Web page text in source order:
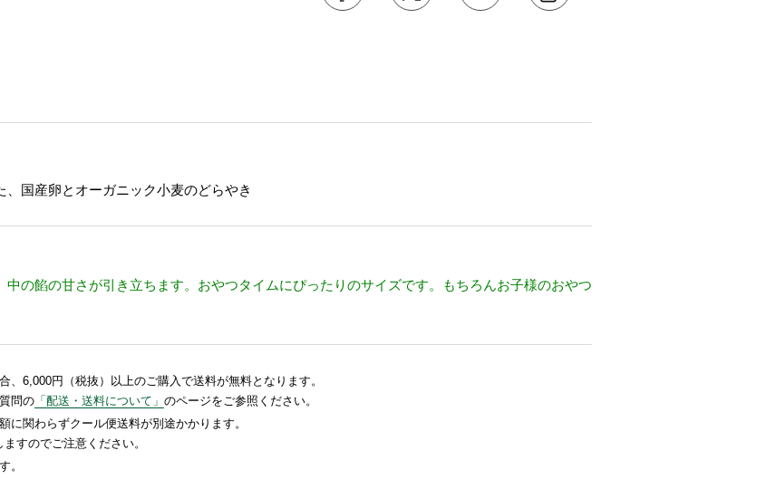
国産卵とオーガニック小麦のどらやき
の餡の甘さが引き立ちます。おやつタイムにぴったりのサイズです。もちろんお子様のおやつ
、6,000円（税抜）以上のご購入で送料が無料となります。
問の 「配送・送料について」 のページをご参照ください。
に関わらずクール便送料が別途かかります。
すのでご注意ください。
。